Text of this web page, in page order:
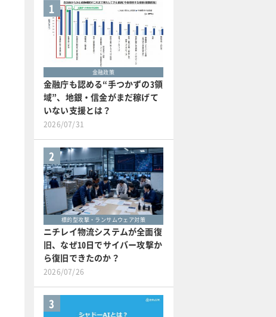
1
金融政策
金融庁も認める“手つかずの3領
域”、地銀・信金がまだ稼げて
いない支援とは？
2026/07/31
2
標的型攻撃・ランサムウェア対策
ニチレイ物流システムが全面復
旧、なぜ10日でサイバー攻撃か
ら復旧できたのか？
2026/07/26
3